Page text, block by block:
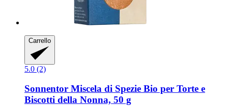
Carrello
5.0 (2)
Sonnentor Miscela di Spezie Bio per Torte e
Biscotti della Nonna, 50 g